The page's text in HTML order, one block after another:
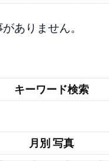
ありません。
キーワード検索
月別 写真